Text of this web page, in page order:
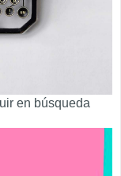
en búsqueda